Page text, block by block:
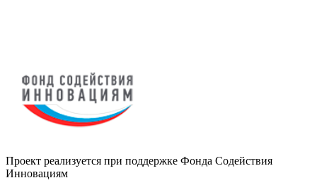
Проект реализуется при поддержке Фонда Содействия
Инновациям